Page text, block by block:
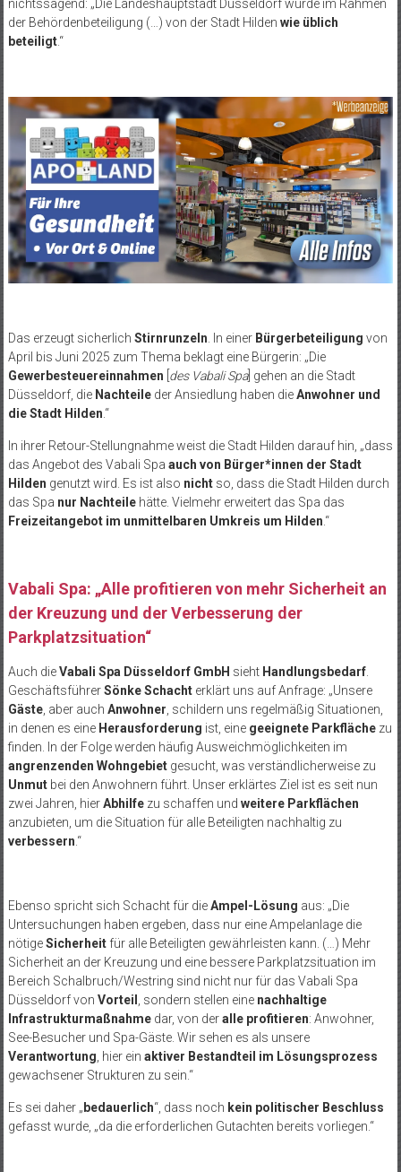
nichtssagend: „Die Landeshauptstadt Düsseldorf wurde im Rahmen
der Behördenbeteiligung (…) von der Stadt Hilden wie üblich
beteiligt.“
Das erzeugt sicherlich Stirnrunzeln . In einer Bürgerbeteiligung von
April bis Juni 2025 zum Thema beklagt eine Bürgerin: „Die
Gewerbesteuereinnahmen des Vabali Spa] gehen an die Stadt
Düsseldorf, die Nachteileder Ansiedlung haben dieAnwohner und
die Stadt Hilden .“
In ihrer Retour-Stellungnahme weist die Stadt Hilden darauf hin, „dass
das Angebot des Vabali Spa auch von Bürger*innen der Stadt
Hilden genutzt wird. Es ist also nichtso, dass die Stadt Hilden durch
das Spa nur Nachteilehätte. Vielmehr erweitert das Spa das
Freizeitangebot im unmittelbaren Umkreis um Hilden .“
Vabali Spa: „Alle profitieren von mehr Sicherheit an
der Kreuzung und der Verbesserung der
Parkplatzsituation“
Auch dieVabali Spa Düsseldorf GmbH sieht Handlungsbedarf.
GeschäftsführerSönke Schachterklärt uns auf Anfrage: „Unsere
Gäste, aber auch Anwohner , schildern uns regelmäßig Situationen,
in denen es eine Herausforderung ist, eine geeignete Parkflächezu
finden. In der Folge werden häufig Ausweichmöglichkeiten im
angrenzenden Wohngebietgesucht, was verständlicherweise zu
Unmutbei den Anwohnern führt. Unser erklärtes Ziel ist es seit nun
zwei Jahren, hierAbhilfezu schaffen und weitere Parkflächen
anzubieten, um die Situation für alle Beteiligten nachhaltig zu
verbessern .“
Ebenso spricht sich Schacht für dieAmpel-Lösung aus: „Die
Untersuchungen haben ergeben, dass nur eine Ampelanlage die
nötigeSicherheitfür alle Beteiligten gewährleisten kann. (…) Mehr
Sicherheit an der Kreuzung und eine bessere Parkplatzsituation im
Bereich Schalbruch/Westring sind nicht nur für das Vabali Spa
Düsseldorf von Vorteil , sondern stellen eine nachhaltige
Infrastrukturmaßnahmedar, von deralle profitieren: Anwohner,
See-Besucher und Spa-Gäste. Wir sehen es als unsere
Verantwortung , hier ein aktiver Bestandteil im Lösungsprozess
gewachsener Strukturen zu sein.“
Es sei daher „ bedauerlich“, dass noch kein politischer Beschluss
gefasst wurde, „da die erforderlichen Gutachten bereits vorliegen.“